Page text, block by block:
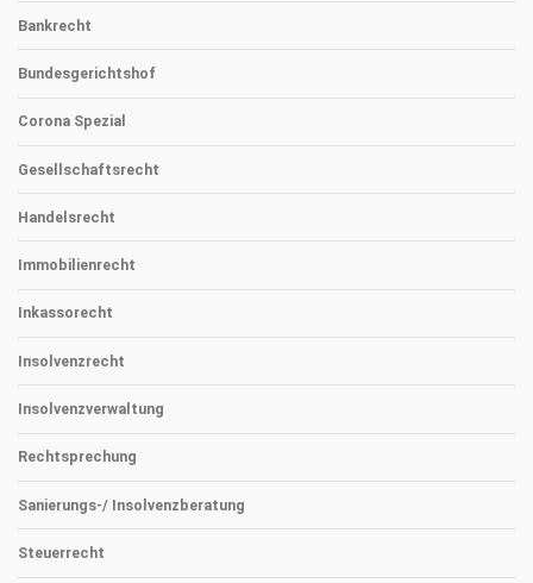
Bankrecht
Bundesgerichtshof
Corona Spezial
Gesellschaftsrecht
Handelsrecht
Immobilienrecht
Inkassorecht
Insolvenzrecht
Insolvenzverwaltung
Rechtsprechung
Sanierungs-/ Insolvenzberatung
Steuerrecht